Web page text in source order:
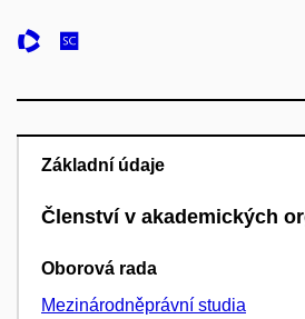
Základní údaje
Členství v akademických
Oborová rada
Mezinárodněprávní studia